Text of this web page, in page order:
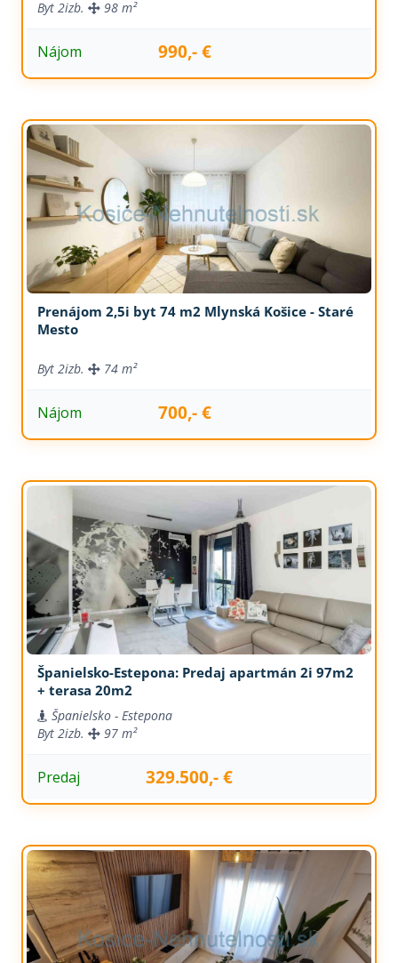
Byt 2izb. 98 m²
Nájom 990,- €
Prenájom 2,5i byt 74 m2 Mlynská Košice - Staré
Mesto
Byt 2izb. 74 m²
Nájom 700,- €
Španielsko-Estepona: Predaj apartmán 2i 97m2
+ terasa 20m2
Španielsko - Estepona
Byt 2izb. 97 m²
Predaj 329.500,- €